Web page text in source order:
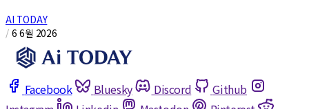
AI TODAY
/ 6 6월 2026
Facebook Bluesky Discord
Github